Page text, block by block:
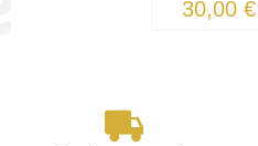
30,00 €